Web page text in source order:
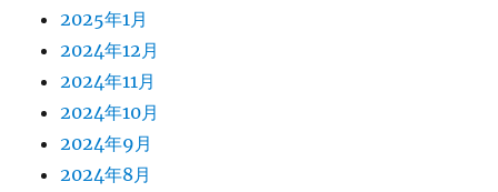
2025年1月
2024年12月
2024年11月
2024年10月
2024年9月
2024年8月